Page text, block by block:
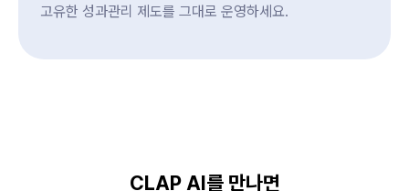
고유한 성과관리 제도를 그대로 운영하세요.
CLAP AI를 만나면